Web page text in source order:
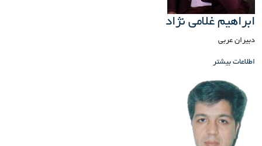
ابراهیم غلامی نژاد
دبیران عربی
اطلاعات بیشتر